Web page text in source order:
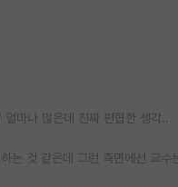
마나 많은데 진짜 편협한 생각..
는 것 같은데 그런 측면에선 교수